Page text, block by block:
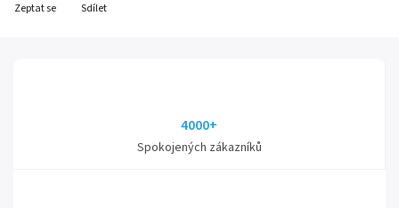
Zeptat se Sdílet
4000+
Spokojených zákazníků